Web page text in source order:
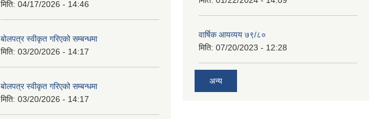
मिति: 04/17/2026 - 14:46
बोलपत्र स्वीकृत गरिएको सम्बन्धमा
मिति: 03/20/2026 - 14:17
बोलपत्र स्वीकृत गरिएको सम्बन्धमा
मिति: 03/20/2026 - 14:17
वार्षिक आयव्यय ७९/८०
मिति: 07/20/2023 - 12:28
अन्य